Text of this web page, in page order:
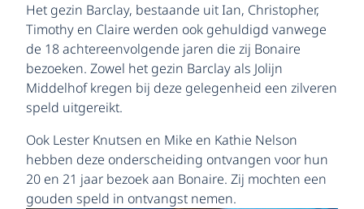
Het gezin Barclay, bestaande uit Ian, Christopher,
Timothy en Claire werden ook gehuldigd vanwege
de 18 achtereenvolgende jaren die zij Bonaire
bezoeken. Zowel het gezin Barclay als Jolijn
Middelhof kregen bij deze gelegenheid een zilveren
speld uitgereikt.
Ook Lester Knutsen en Mike en Kathie Nelson
hebben deze onderscheiding ontvangen voor hun
20 en 21 jaar bezoek aan Bonaire. Zij mochten een
gouden speld in ontvangst nemen.